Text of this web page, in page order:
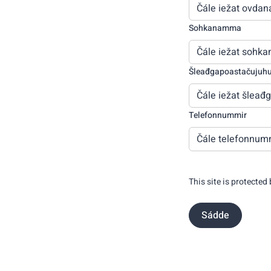
Sohkanamma
Telefonnummir
This site is protected
Sádde